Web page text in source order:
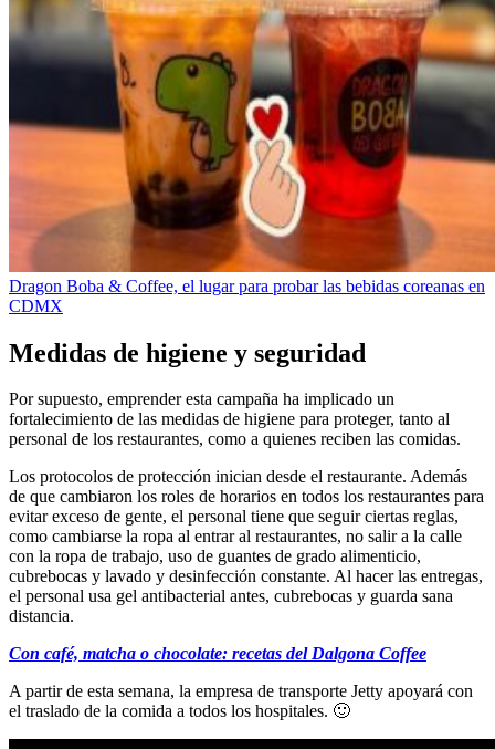
Dragon Boba & Coffee, el lugar para probar las bebidas coreanas en
CDMX
Medidas de higiene y seguridad
Por supuesto, emprender esta campaña ha implicado un
fortalecimiento de las medidas de higiene para proteger, tanto al
personal de los restaurantes, como a quienes reciben las comidas.
Los protocolos de protección inician desde el restaurante. Además
de que cambiaron los roles de horarios en todos los restaurantes para
evitar exceso de gente, el personal tiene que seguir ciertas reglas,
como cambiarse la ropa al entrar al restaurantes, no salir a la calle
con la ropa de trabajo, uso de guantes de grado alimenticio,
cubrebocas y lavado y desinfección constante. Al hacer las entregas,
el personal usa gel antibacterial antes, cubrebocas y guarda sana
distancia.
Con café, matcha o chocolate: recetas del Dalgona Coffee
A partir de esta semana, la empresa de transporte Jetty apoyará con
el traslado de la comida a todos los hospitales. 🙂